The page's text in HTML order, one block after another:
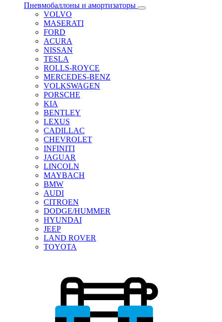
Пневмобаллоны и амортизаторы
VOLVO
MASERATI
FORD
ACURA
NISSAN
TESLA
ROLLS-ROYCE
MERCEDES-BENZ
VOLKSWAGEN
PORSCHE
KIA
BENTLEY
LEXUS
CADILLAC
CHEVROLET
INFINITI
JAGUAR
LINCOLN
MAYBACH
BMW
AUDI
CITROEN
DODGE/HUMMER
HYUNDAI
JEEP
LAND ROVER
TOYOTA